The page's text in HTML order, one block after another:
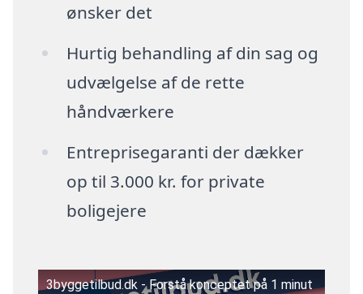
ønsker det
Hurtig behandling af din sag og
udvælgelse af de rette
håndværkere
Entreprisegaranti der dækker
op til 3.000 kr. for private
boligejere
3byggetilbud.dk - Forstå konceptet på 1 minut